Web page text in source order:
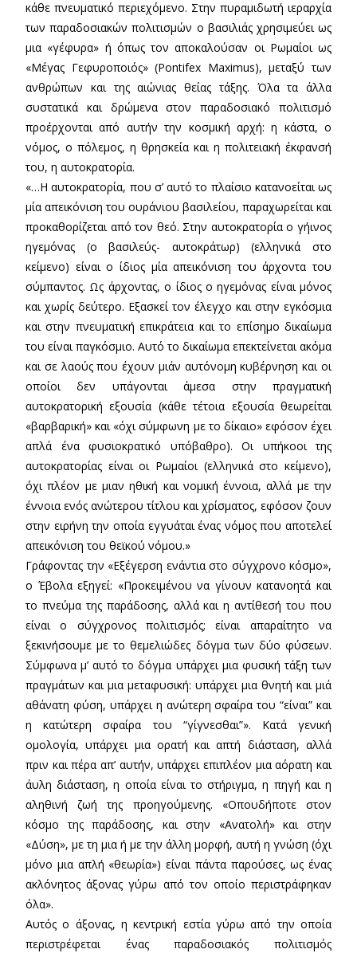
κάθε πνευματικό περιεχόμενο. Στην πυραμιδωτή ιεραρχία
των παραδοσιακών πολιτισμών ο βασιλιάς χρησιμεύει ως
μια «γέφυρα» ή όπως τον αποκαλούσαν οι Ρωμαίοι ως
«Μέγας Γεφυροποιός» (Pontifex Maximus), μεταξύ των
ανθρώπων και της αιώνιας θείας τάξης. Όλα τα άλλα
συστατικά και δρώμενα στον παραδοσιακό πολιτισμό
προέρχονται από αυτήν την κοσμική αρχή: η κάστα, ο
νόμος, ο πόλεμος, η θρησκεία και η πολιτειακή έκφανσή
του, η αυτοκρατορία.
«…Η αυτοκρατορία, που σ’ αυτό το πλαίσιο κατανοείται ως
μία απεικόνιση του ουράνιου βασιλείου, παραχωρείται και
προκαθορίζεται από τον θεό. Στην αυτοκρατορία ο γήινος
ηγεμόνας (ο βασιλεύς- αυτοκράτωρ) (ελληνικά στο
κείμενο) είναι ο ίδιος μία απεικόνιση του άρχοντα του
σύμπαντος. Ως άρχοντας, ο ίδιος ο ηγεμόνας είναι μόνος
και χωρίς δεύτερο. Εξασκεί τον έλεγχο και στην εγκόσμια
και στην πνευματική επικράτεια και το επίσημο δικαίωμα
του είναι παγκόσμιο. Αυτό το δικαίωμα επεκτείνεται ακόμα
και σε λαούς που έχουν μιάν αυτόνομη κυβέρνηση και οι
οποίοι δεν υπάγονται άμεσα στην πραγματική
αυτοκρατορική εξουσία (κάθε τέτοια εξουσία θεωρείται
«βαρβαρική» και «όχι σύμφωνη με το δίκαιο» εφόσον έχει
απλά ένα φυσιοκρατικό υπόβαθρο). Οι υπήκοοι της
αυτοκρατορίας είναι οι Ρωμαίοι (ελληνικά στο κείμενο),
όχι πλέον με μιαν ηθική και νομική έννοια, αλλά με την
έννοια ενός ανώτερου τίτλου και χρίσματος, εφόσον ζουν
στην ειρήνη την οποία εγγυάται ένας νόμος που αποτελεί
απεικόνιση του θεϊκού νόμου.»
Γράφοντας την «Εξέγερση ενάντια στο σύγχρονο κόσμο»,
ο Έβολα εξηγεί: «Προκειμένου να γίνουν κατανοητά και
το πνεύμα της παράδοσης, αλλά και η αντίθεσή του που
είναι ο σύγχρονος πολιτισμός; είναι απαραίτητο να
ξεκινήσουμε με το θεμελιώδες δόγμα των δύο φύσεων.
Σύμφωνα μ’ αυτό το δόγμα υπάρχει μια φυσική τάξη των
πραγμάτων και μια μεταφυσική: υπάρχει μια θνητή και μιά
αθάνατη φύση, υπάρχει η ανώτερη σφαίρα του “είναι” και
η κατώτερη σφαίρα του “γίγνεσθαι”». Κατά γενική
ομολογία, υπάρχει μια ορατή και απτή διάσταση, αλλά
πριν και πέρα απ’ αυτήν, υπάρχει επιπλέον μια αόρατη και
άυλη διάσταση, η οποία είναι το στήριγμα, η πηγή και η
αληθινή ζωή της προηγούμενης. «Οπουδήποτε στον
κόσμο της παράδοσης, και στην «Ανατολή» και στην
«Δύση», με τη μια ή με την άλλη μορφή, αυτή η γνώση (όχι
μόνο μια απλή «θεωρία») είναι πάντα παρούσες, ως ένας
ακλόνητος άξονας γύρω από τον οποίο περιστράφηκαν
όλα».
Αυτός ο άξονας, η κεντρική εστία γύρω από την οποία
περιστρέφεται ένας παραδοσιακός πολιτισμός